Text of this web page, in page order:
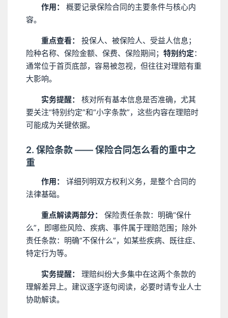
作用：
概要记录保险合同的主要条件与核心内
容。
重点查看：
投保人、被保险人、受益人信息；
险种名称、保险金额、保费、保险期间； 特别约定：
通常位于首页底部，容易被忽视，但往往对理赔有重
大影响。
实务提醒：
核对所有基本信息是否准确，尤其
要关注“特别约定”和“小字条款”，这些内容在理赔时
可能成为关键依据。
2. 保险条款 —— 保险合同怎么看的重中之
重
作用：
详细列明双方权利义务，是整个合同的
法律基础。
重点解读两部分：
保险责任条款：明确“保什
么”，即哪些风险、疾病、事件属于理赔范围；除外
责任条款：明确“不保什么”，如某些疾病、既往症、
特定行为等。
实务提醒：
理赔纠纷大多集中在这两个条款的
理解差异上。建议逐字逐句阅读，必要时请专业人士
协助解读。